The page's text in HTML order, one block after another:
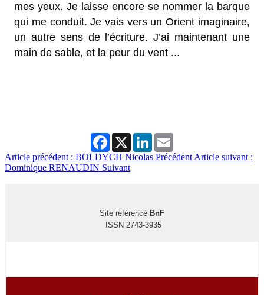
mes yeux. Je laisse encore se nommer la barque
qui me conduit. Je vais vers un Orient imaginaire,
un autre sens de l’écriture. J’ai maintenant une
main de sable, et la peur du vent ...
Facebook
X LinkedIn
Article précédent : BOLDYCH Nicolas Précédent Article suivant :
Dominique RENAUDIN Suivant
Site référencé BnF
ISSN 2743-3935